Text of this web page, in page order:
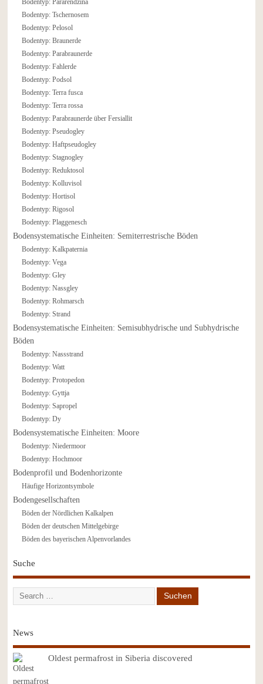
Bodentyp: Pararendzina
Bodentyp: Tschernosem
Bodentyp: Pelosol
Bodentyp: Braunerde
Bodentyp: Parabraunerde
Bodentyp: Fahlerde
Bodentyp: Podsol
Bodentyp: Terra fusca
Bodentyp: Terra rossa
Bodentyp: Parabraunerde über Fersiallit
Bodentyp: Pseudogley
Bodentyp: Haftpseudogley
Bodentyp: Stagnogley
Bodentyp: Reduktosol
Bodentyp: Kolluvisol
Bodentyp: Hortisol
Bodentyp: Rigosol
Bodentyp: Plaggenesch
Bodensystematische Einheiten: Semiterrestrische Böden
Bodentyp: Kalkpaternia
Bodentyp: Vega
Bodentyp: Gley
Bodentyp: Nassgley
Bodentyp: Rohmarsch
Bodentyp: Strand
Bodensystematische Einheiten: Semisubhydrische und Subhydrische
Böden
Bodentyp: Nassstrand
Bodentyp: Watt
Bodentyp: Protopedon
Bodentyp: Gyttja
Bodentyp: Sapropel
Bodentyp: Dy
Bodensystematische Einheiten: Moore
Bodentyp: Niedermoor
Bodentyp: Hochmoor
Bodenprofil und Bodenhorizonte
Häufige Horizontsymbole
Bodengesellschaften
Böden der Nördlichen Kalkalpen
Böden der deutschen Mittelgebirge
Böden des bayerischen Alpenvorlandes
Suche
News
Oldest permafrost in Siberia discovered